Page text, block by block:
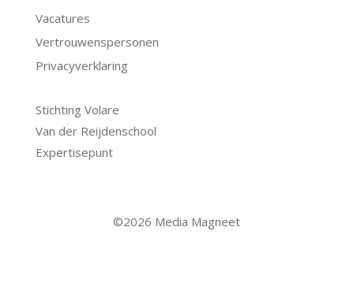
Vacatures
Vertrouwenspersonen
Privacyverklaring
Stichting Volare
Van der Reijdenschool
Expertisepunt
©2026 Media Magneet